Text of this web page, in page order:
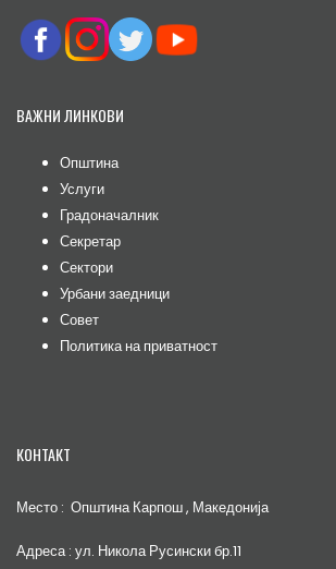
ВАЖНИ ЛИНКОВИ
Општина
Услуги
Градоначалник
Секретар
Сектори
Урбани заедници
Совет
Политика на приватност
КОНТАКТ
Место : Општина Карпош , Македонија
Адреса : ул. Никола Русински бр.11